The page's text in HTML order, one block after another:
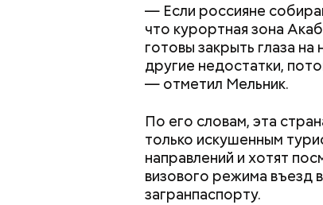
— Если россияне
что курортная зона
готовы закрыть глаза на
другие недостатки,
— отметил Мельник.
По его словам, эта
только искушенным
направлений и хотят
визового режима въезд
загранпаспорту.
Противень ставится в
Спагетти из кабачка